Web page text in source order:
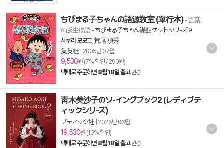
ちびまる子ちゃんの語源敎室 (單行本) - 言葉
の誕生物語- ちびまる子ちゃん滿點ゲットシリ-ズ 9
사쿠라 모모코, 荒尾 禎秀
集英社 2005년 07월
9,530원 (7% 할인 / 290원)
택배로 주문하면 8월 18일 출고 변경
靑木美沙子のソ-イングブック2 (レディブテ
ィックシリ-ズ)
ブティック社 2025년 06월
19,530원 (10% 할인)
택배로 주문하면 8월 18일 출고 변경